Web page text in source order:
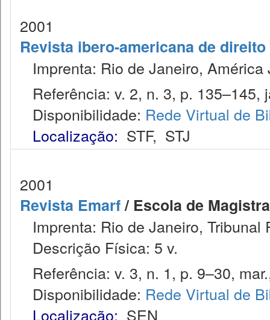
2001
Revista ibero-americana de
Imprenta: Rio de Janeiro, América
Referência: v. 2, n. 3, p. 135–145,
Disponibilidade: Rede Virtual de
Localização: STF, STJ
2001
Revista Emarf/ Escola de
Imprenta: Rio de Janeiro, Tribunal
Descrição Física: 5 v.
Referência: v. 3, n. 1, p. 9–30,
Disponibilidade: Rede Virtual de
Localização: SEN